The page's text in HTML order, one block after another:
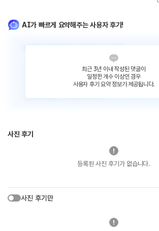
AI가 빠르게 요약해주는 사용자 후기!
최근 3년 이내 작성된 댓글이
일정한 개수 이상인 경우
사용자 후기 요약 정보가 제공됩니다.
사진 후기
등록된 사진 후기가 없습니다.
사진 후기만